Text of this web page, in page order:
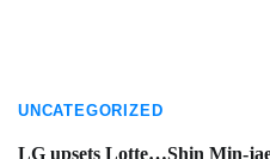
UNCATEGORIZED
LG upsets Lotte…Shin Min-